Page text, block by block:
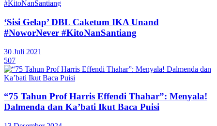
‘Sisi Gelap’ DBL Caketum IKA Unand
#NoworNever #KitoNanSantiang
30 Juli 2021
507
“75 Tahun Prof Harris Effendi Thahar”: Menyala!
Dalmenda dan Ka’bati Ikut Baca Puisi